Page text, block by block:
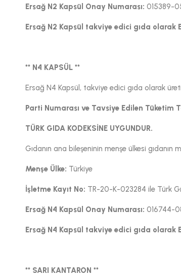
Ersağ N2 Kapsül Onay Numarası: 015389-
Ersağ N2 Kapsül takviye edici gıda olarak
** N4 KAPSÜL **
Ersağ N4 Kapsül, takviye edici gıda olarak
Parti Numarası ve Tavsiye Edilen
TÜRK GIDA KODEKSİNE UYGUNDUR.
Gıdanın ana bileşeninin menşe ülkesi gıdanın
Menşe Ülke: Türkiye
İşletme Kayıt No: TR-20-K-023284 ile Türk
Ersağ N4 Kapsül Onay Numarası: 016744-
Ersağ N4 Kapsül takviye edici gıda olarak
** SARI KANTARON **